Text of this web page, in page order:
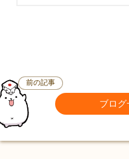
前の記事
ブログ